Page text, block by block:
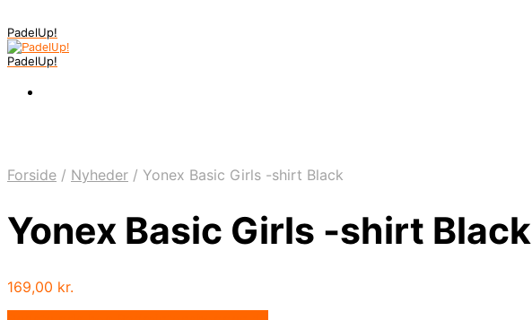
PadelUp!
PadelUp!
Forside / Nyheder / Yonex Basic Girls -shirt Black
Yonex Basic Girls -shirt Black
169,00 kr.